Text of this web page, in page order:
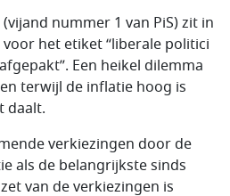
nummer 1 van PiS) zit in
het etiket “liberale politici
Een heikel dilemma
terwijl de inflatie hoog is
daalt.
verkiezingen door de
als de belangrijkste sinds
van de verkiezingen is